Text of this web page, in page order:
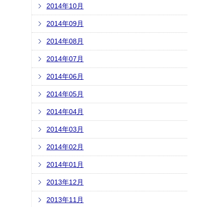
2014年10月
2014年09月
2014年08月
2014年07月
2014年06月
2014年05月
2014年04月
2014年03月
2014年02月
2014年01月
2013年12月
2013年11月